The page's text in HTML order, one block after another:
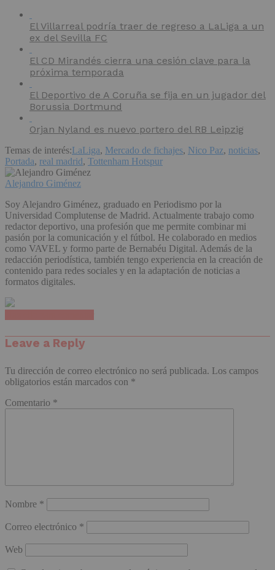
El Villarreal podría traer de regreso a LaLiga a un
ex del Sevilla FC
El CD Mirandés cierra una cesión clave para la
próxima temporada
El Deportivo de A Coruña se fija en un jugador del
Borussia Dortmund
Orjan Nyland es nuevo portero del RB Leipzig
Temas de interés:LaLiga, Mercado de fichajes, Nico Paz, noticias,
Portada, real madrid, Tottenham Hotspur
Alejandro Giménez
Soy Alejandro Giménez, graduado en Periodismo por la
Universidad Complutense de Madrid. Actualmente trabajo como
redactor deportivo, una profesión que me permite combinar mi
pasión por la comunicación y el fútbol. He colaborado en medios
como VAVEL y formo parte de Bernabéu Digital. Además de la
redacción periodística, también tengo experiencia en la creación de
contenido para redes sociales y en la adaptación de noticias a
formatos digitales.
Leave a Reply
Tu dirección de correo electrónico no será publicada. Los campos
obligatorios están marcados con *
Comentario *
Nombre *
Correo electrónico *
Web